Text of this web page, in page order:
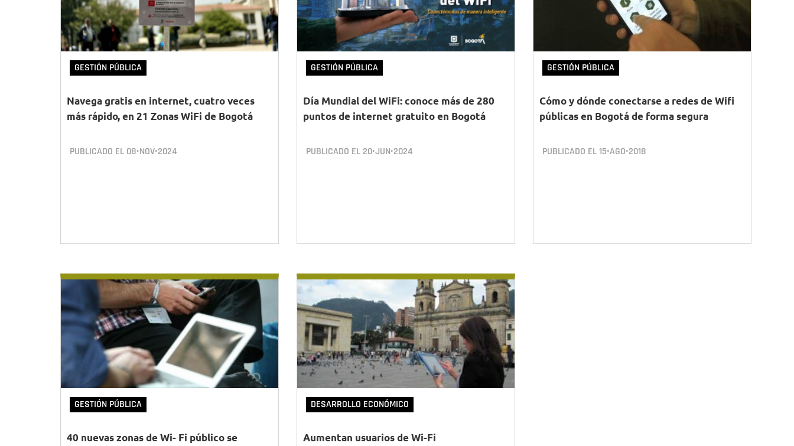
GESTIÓN PÚBLICA
Navega gratis en internet, cuatro veces
más rápido, en 21 Zonas WiFi de Bogotá
PUBLICADO EL 08•NOV•2024
GESTIÓN PÚBLICA
Día Mundial del WiFi: conoce más de 280
puntos de internet gratuito en Bogotá
PUBLICADO EL 20•JUN•2024
GESTIÓN PÚBLICA
Cómo y dónde conectarse a redes de Wifi
públicas en Bogotá de forma segura
PUBLICADO EL15•AGO•2018
GESTIÓN PÚBLICA
40 nuevas zonas de Wi- Fi público se
DESARROLLO ECONÓMICO
Aumentan usuarios de Wi-Fi